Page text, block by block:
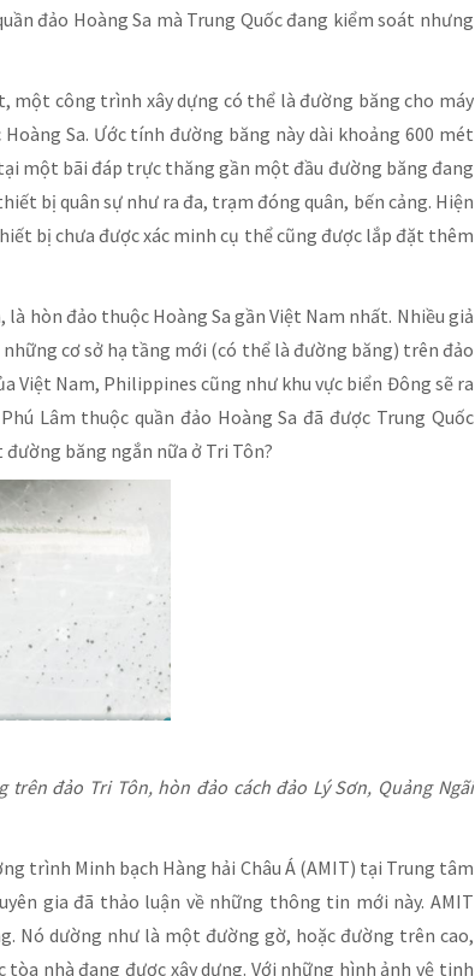
đảo Hoàng Sa mà Trung Quốc đang kiểm soát nhưng
một công trình xây dựng có thể là đường băng cho máy
Sa. Ước tính đường băng này dài khoảng 600 mét
một bãi đáp trực thăng gần một đầu đường băng đang
bị quân sự như ra đa, trạm đóng quân, bến cảng. Hiện
bị chưa được xác minh cụ thể cũng được lắp đặt thêm
là hòn đảo thuộc Hoàng Sa gần Việt Nam nhất. Nhiều giả
cơ sở hạ tầng mới (có thể là đường băng) trên đảo
Việt Nam, Philippines cũng như khu vực biển Đông sẽ ra
Lâm thuộc quần đảo Hoàng Sa đã được Trung Quốc
băng ngắn nữa ở Tri Tôn?
trên đảo Tri Tôn, hòn đảo cách đảo Lý Sơn, Quảng Ngãi
trình Minh bạch Hàng hải Châu Á (AMIT) tại Trung tâm
gia đã thảo luận về những thông tin mới này. AMIT
Nó dường như là một đường gờ, hoặc đường trên cao,
nhà đang được xây dựng. Với những hình ảnh vệ tinh